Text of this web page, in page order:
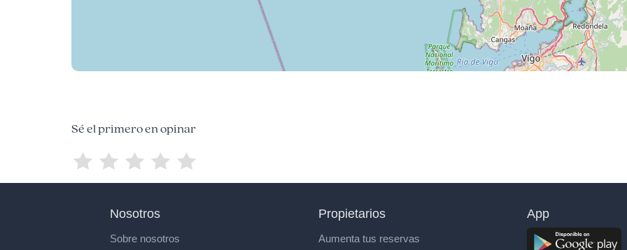
Sé el primero en opinar
Nosotros
Sobre nosotros
Propietarios
Aumenta tus reservas
App